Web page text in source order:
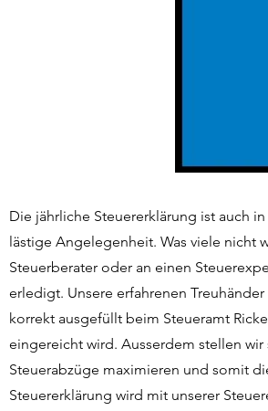
Die jährliche Steuererklärung ist auch
lästige Angelegenheit. Was viele nicht
Steuerberater oder an einen
erledigt. Unsere erfahrenen
korrekt ausgefüllt beim Steueramt
eingereicht wird. Ausserdem stellen
Steuerabzüge maximieren und somit
Steuererklärung wird mit unserer